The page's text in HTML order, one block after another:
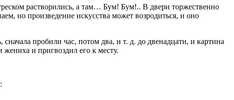
растворились, а там… Бум! Бум!.. В двери торжественно
но произведение искусства может возродиться, и оно
сначала пробили час, потом два, и т. д. до двенадцати, и картина
и пригвоздил его к месту.